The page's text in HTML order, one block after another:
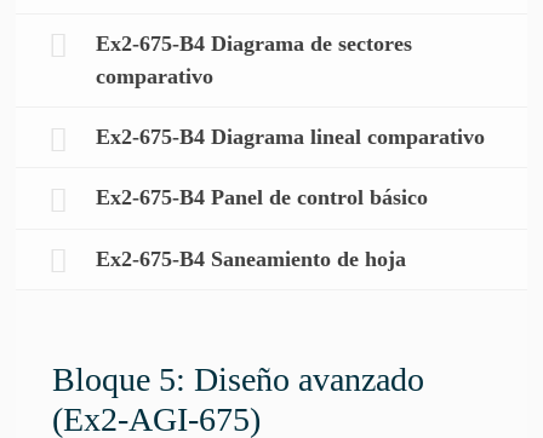
Ex2-675-B4 Diagrama de sectores
comparativo
Ex2-675-B4 Diagrama lineal comparativo
Ex2-675-B4 Panel de control básico
Ex2-675-B4 Saneamiento de hoja
Bloque 5: Diseño avanzado
(Ex2-AGI-675)